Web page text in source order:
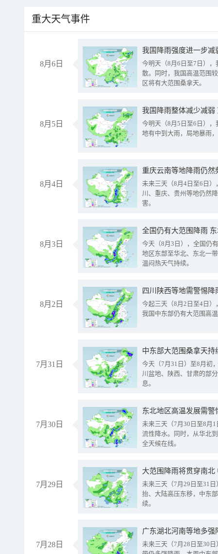
重大天气事件
8月6日
今明天（8月6日至7日）
散。同时，我国高温范围
区将有大范围桑拿天。
8月5日
我国降雨整体减少减弱
今明天（8月5日至6日）
地有中到大雨，局地暴雨
8月4日
重庆云南等地降雨仍然
未来三天（8月4日至6日
川、重庆、贵州等地仍然
害。
8月3日
全国仍有大范围降雨
今天（8月3日），全国仍
地区东部至华北、东北一
温闷热天气持续。
8月2日
今起三天（8月2日至4日
我国中东部仍有大范围高
7月31日
中东部大范围桑拿天
今天（7月31日）至8月初
川盆地、陕西、甘肃的部
息。
7月30日
东北地区高温发展需
未来三天（7月30日至8月
流性降水。同时，从华北
全天候在线。
7月29日
大范围降雨将贯穿南
未来三天（7月29日至31
抬、大陆高压东移，中东
续。
7月28日
广东湖北河南等地多
未来三天（7月28日至30